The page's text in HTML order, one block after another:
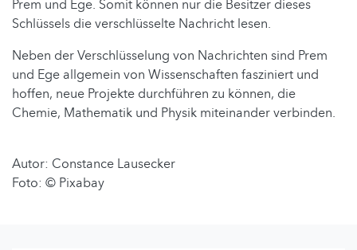
Prem und Ege. Somit können nur die Besitzer dieses
Schlüssels die verschlüsselte Nachricht lesen.
Neben der Verschlüsselung von Nachrichten sind Prem
und Ege allgemein von Wissenschaften fasziniert und
hoffen, neue Projekte durchführen zu können, die
Chemie, Mathematik und Physik miteinander verbinden.
Autor: Constance Lausecker
Foto: © Pixabay